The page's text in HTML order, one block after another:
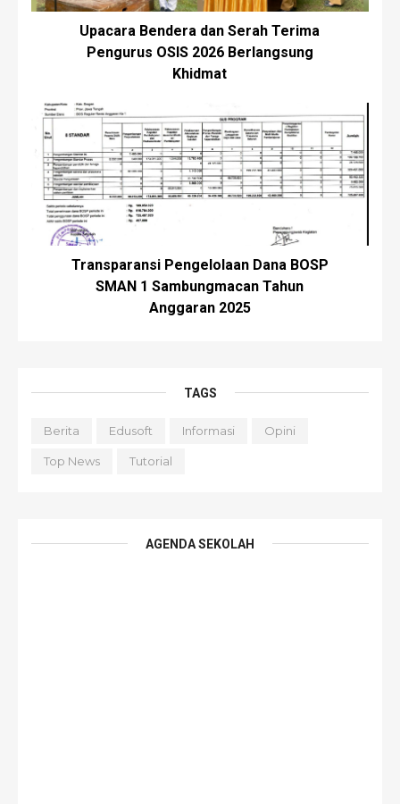
Upacara Bendera dan Serah Terima
Pengurus OSIS 2026 Berlangsung
Khidmat
Transparansi Pengelolaan Dana BOSP
SMAN 1 Sambungmacan Tahun
Anggaran 2025
TAGS
Berita Edusoft Informasi Opini
Top News Tutorial
AGENDA SEKOLAH